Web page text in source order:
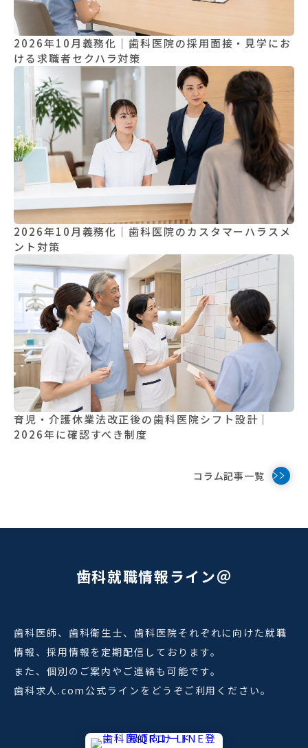
2026年10月義務化｜歯科医院の採用面接・見学にお
ける求職者セクハラ対策
2026年10月義務化｜歯科医院のカスタマーハラスメ
ント対策
育児・介護休業法改正後の歯科医院シフト設計｜
2026年に確認すべき制度
コラム記事一覧
歯科就職情報ライン＠
歯科医師、歯科衛生士、歯科医院それぞれに向けた就職
情報、採用情報を定期配信しております。
また、個別のご案内やご連絡も可能です。
歯科求人.com公式ラインをどうぞご利用ください。